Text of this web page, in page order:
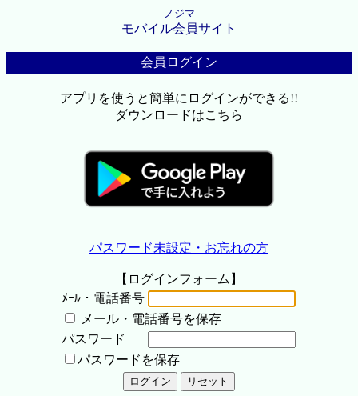
ノジマ
モバイル会員サイト
会員ログイン
アプリを使うと簡単にログインができる!!
ダウンロードはこちら
パスワード未設定・お忘れの方
【ログインフォーム】
ﾒｰﾙ・電話番号
メール・電話番号を保存
パスワード
パスワードを保存